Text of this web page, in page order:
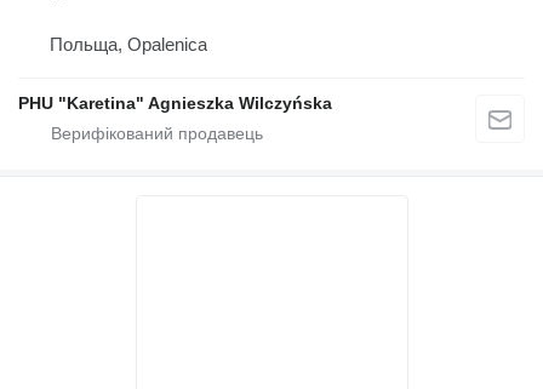
Польща, Opalenica
PHU "Karetina" Agnieszka Wilczyńska